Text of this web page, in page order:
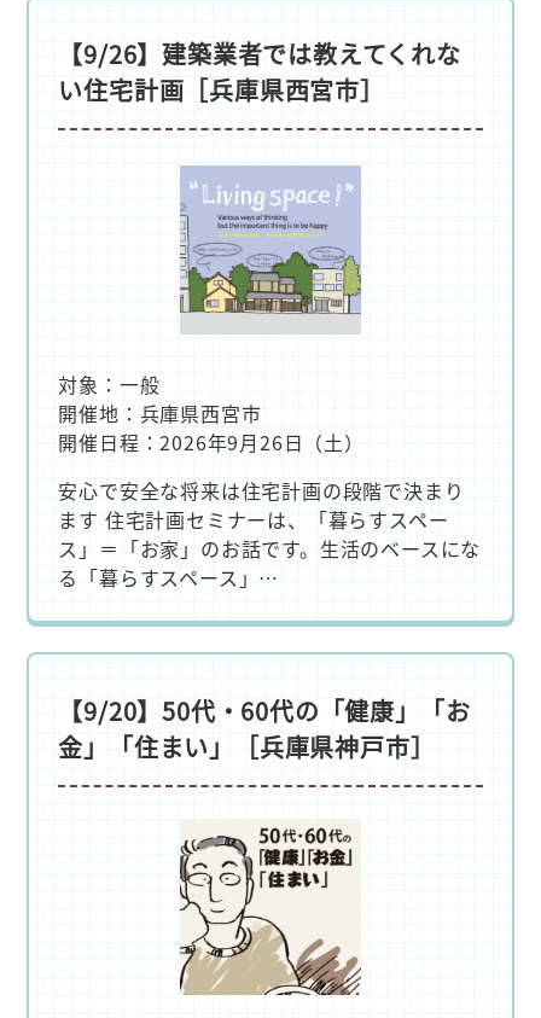
【9/26】建築業者では教えてくれな
い住宅計画［兵庫県西宮市］
対象：一般
開催地：兵庫県西宮市
開催日程：2026年9月26日（土）
安心で安全な将来は住宅計画の段階で決まり
ます 住宅計画セミナーは、「暮らすスペー
ス」＝「お家」のお話です。生活のベースにな
る「暮らすスペース」…
【9/20】50代・60代の「健康」「お
金」「住まい」［兵庫県神戸市］